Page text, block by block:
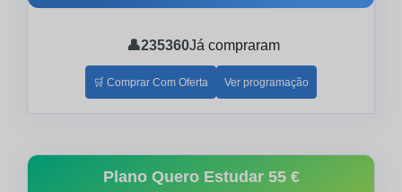
👤235360Já compraram
🛒 Comprar Com Oferta Ver programação
Plano Quero Estudar 55 €